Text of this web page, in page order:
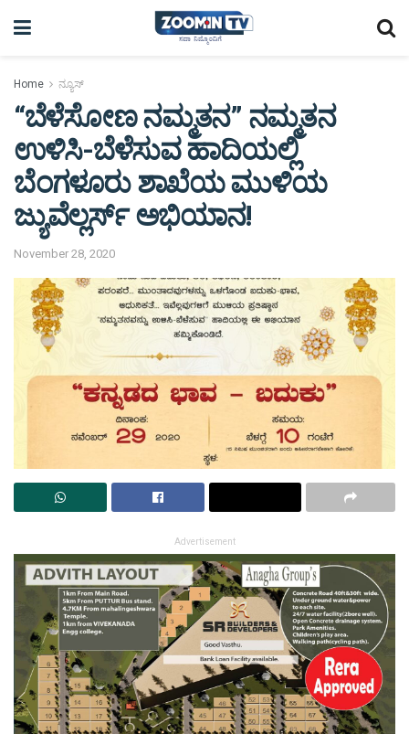
Home ನ್ಯೂಸ್
“ಬೆಳೆಸೋಣ ನಮ್ಮತನ” ನಮ್ಮತನ
ಉಳಿಸಿ-ಬೆಳೆಸುವ ಹಾದಿಯಲ್ಲಿ
ಬೆಂಗಳೂರು ಶಾಖೆಯ ಮುಳಿಯ
ಜ್ಯುವೆಲ್ಲರ್ಸ್ ಅಭಿಯಾನ!
November 28, 2020
Advertisement